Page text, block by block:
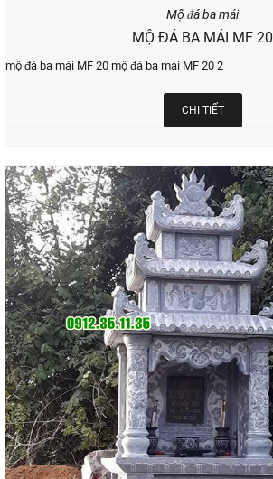
Mộ đá ba mái
MỘ ĐÁ BA MÁI MF 20
mộ đá ba mái MF 20 mộ đá ba mái MF 20 2
CHI TIẾT